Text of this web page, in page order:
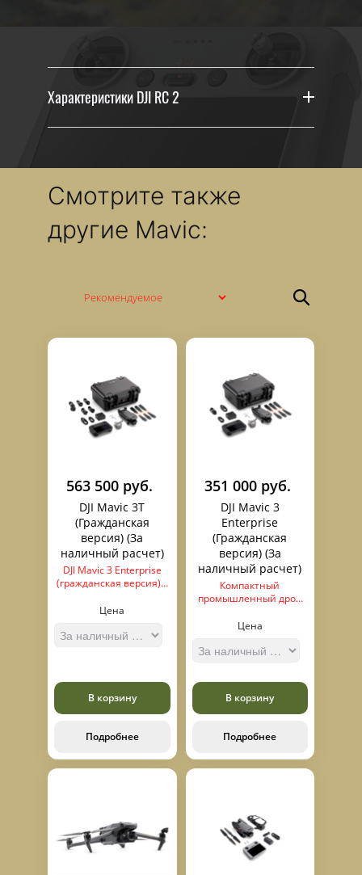
Характеристики DJI RC 2
Смотрите также
другие Mavic:
563 500 руб.
DJI Mavic 3T
(Гражданская
версия) (За
наличный расчет)
DJI Mavic 3 Enterprise
(гражданская версия) –
разработанный
гражданских нужд.
ограничений DJI,
включая запреты на
полеты в таких зонах,
Цена
В корзину
Подробнее
351 000 руб.
DJI Mavic 3
Enterprise
(Гражданская
версия) (За
наличный расчет)
Компактный
промышленный дрон
56 кратный, с
подключения RTK
Цена
В корзину
Подробнее